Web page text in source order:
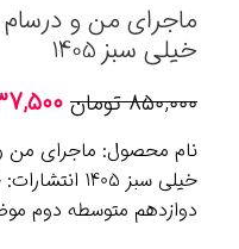
ماجرای من و
خیلی سبز 1405
۸۵۰,۰۰۰ تومان
نام محصول: ماجرای من
خیلی سبز
دوازدهم متوسطه دوم